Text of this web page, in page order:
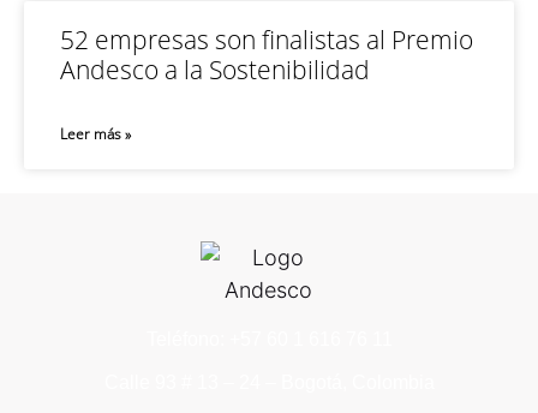
52 empresas son finalistas al Premio
Andesco a la Sostenibilidad
Leer más »